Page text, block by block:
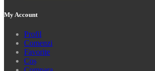
My Account
Profil
Comenzi
Favorite
Coș